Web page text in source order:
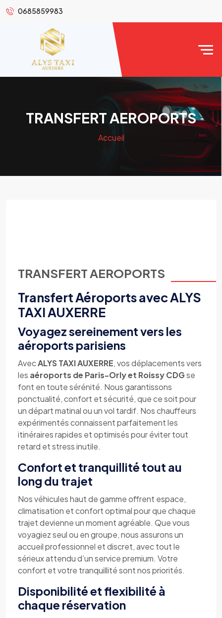
0685859983
TRANSFERT AEROPORTS
Accueil
TRANSFERT AEROPORTS
Transfert Aéroports avec ALYS
TAXI AUXERRE
Voyagez sereinement vers les
aéroports parisiens
AvecALYS TAXI AUXERRE, vos déplacements vers
les aéroports de Paris-Orly et Roissy CDGse
font en toute sérénité. Nous garantissons
ponctualité, confort et sécurité, que ce soit pour
un départ matinal ou un vol tardif. Nos chauffeurs
expérimentés connaissent parfaitement les
itinéraires rapides et optimisés pour éviter tout
retard et stress inutile.
Confort et tranquillité tout au
long du trajet
Nos véhicules haut de gamme offrent espace,
climatisation et confort optimal pour que chaque
trajet devienne un moment agréable. Que vous
voyagiez seul ou en groupe, nous assurons un
accueil professionnel et discret, avec tout le
sérieux attendu d’un service premium. Votre
confort et votre tranquillité sont nos priorités.
Disponibilité et flexibilité à
chaque réservation